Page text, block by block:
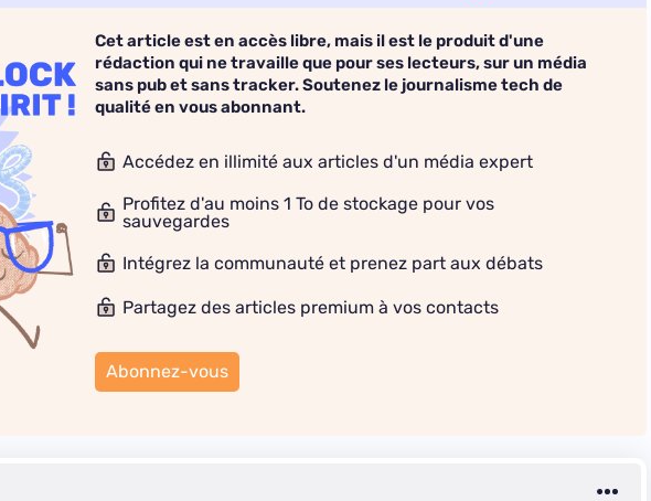
Cet article est en accès libre, mais il est le produit d'une
rédaction qui ne travaille que pour ses lecteurs, sur un média
sans pub et sans tracker. Soutenez le journalisme tech de
qualité en vous abonnant.
Accédez en illimité aux articles d'un média expert
Profitez d'au moins 1 To de stockage pour vos
sauvegardes
Intégrez la communauté et prenez part aux débats
Partagez des articles premium à vos contacts
Abonnez-vous